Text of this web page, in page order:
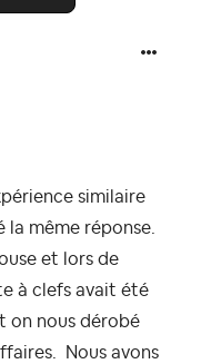
similaire
la même réponse.
et lors de
à clefs avait été
on nous dérobé
Nous avons